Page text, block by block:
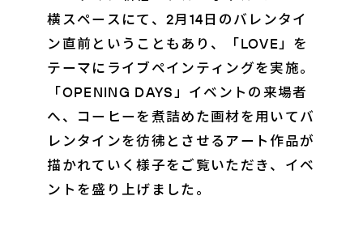
横スペースにて、2月14日のバレンタイ
ン直前ということもあり、「LOVE」を
テーマにライブペインティングを実施。
「OPENING DAYS」イベントの来場者
へ、コーヒーを煮詰めた画材を用いてバ
レンタインを彷彿とさせるアート作品が
描かれていく様子をご覧いただき、イベ
ントを盛り上げました。